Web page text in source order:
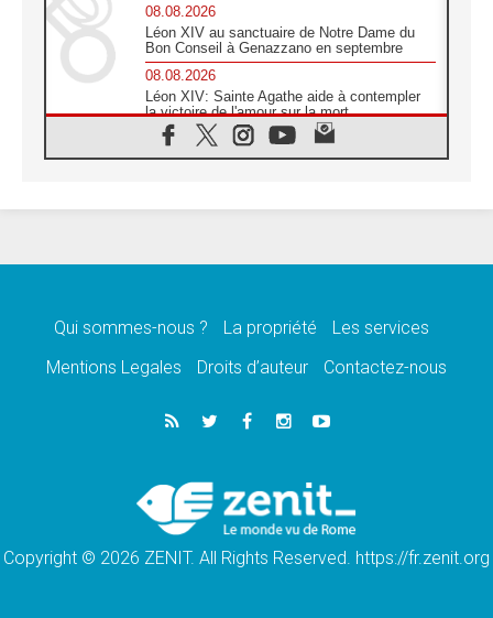
08.08.2026
Léon XIV au sanctuaire de Notre Dame du
Bon Conseil à Genazzano en septembre
08.08.2026
Léon XIV: Sainte Agathe aide à contempler
la victoire de l'amour sur la mort
08.08.2026
«Relancer l'empathie», le projet Triennal d'art
08.08.2026
07.08.2026
Calapan devient un diocèse
Congo-Brazzaville: le 15 août, entre solennité
de l'Assomption et mémoire nationale
«La paix commence par l'empathie» estime
le cardinal Parolin
Qui sommes-nous ? La propriété
Les services
Mentions Legales
Droits d’auteur Contactez-nous
Copyright © 2026 ZENIT. All Rights Reserved. https://fr.zenit.org